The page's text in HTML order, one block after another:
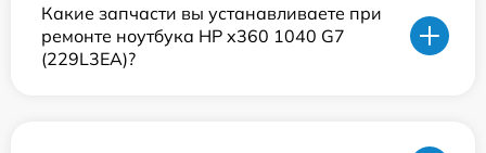
Какие запчасти вы устанавливаете при
ремонте ноутбука HP x360 1040 G7
(229L3EA)?